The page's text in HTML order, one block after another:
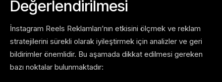
Değerlendirilmesi
İnstagram Reels Reklamları’nın etkisini ölçmek ve reklam
stratejilerini sürekli olarak iyileştirmek için analizler ve geri
bildirimler önemlidir. Bu aşamada dikkat edilmesi gereken
bazı noktalar bulunmaktadır: